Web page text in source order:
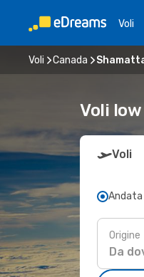
Voli
Voli Canada
Voli
Voli
Origine